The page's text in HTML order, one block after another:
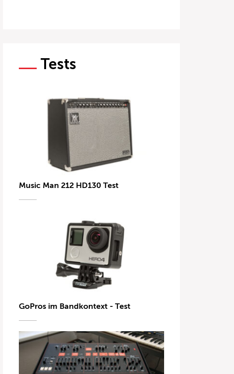
Tests
Music Man 212 HD130 Test
GoPros im Bandkontext - Test